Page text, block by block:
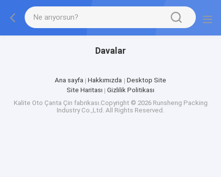
Davalar
Ana sayfa Hakkımızda
Desktop Site
Site Haritası
Gizlilik Politikası
Kalite Oto Çanta Çin fabrikası.Copyright © 2026 Runsheng Packing
Industry Co.,Ltd. All Rights Reserved.